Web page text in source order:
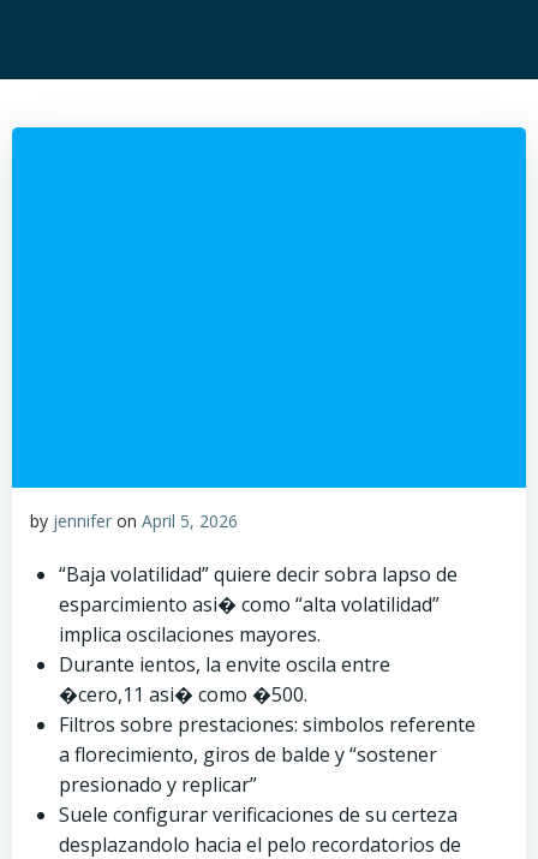
by jennifer on April 5, 2026
“Baja volatilidad” quiere decir sobra lapso de
esparcimiento asi� como “alta volatilidad”
implica oscilaciones mayores.
Durante ientos, la envite oscila entre
�cero,11 asi� como �500.
Filtros sobre prestaciones: simbolos referente
a florecimiento, giros de balde y “sostener
presionado y replicar”
Suele configurar verificaciones de su certeza
desplazandolo hacia el pelo recordatorios de